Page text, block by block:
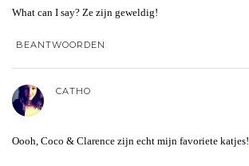
What can I say? Ze zijn geweldig!
BEANTWOORDEN
CATHO
Oooh, Coco & Clarence zijn echt mijn favoriete katjes!